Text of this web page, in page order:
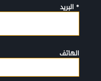
* البريد
الهاتف